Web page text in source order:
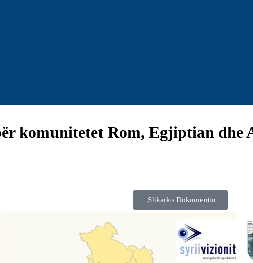
komunitetet Rom, Egjiptian dhe
Shkarko Dokumentin